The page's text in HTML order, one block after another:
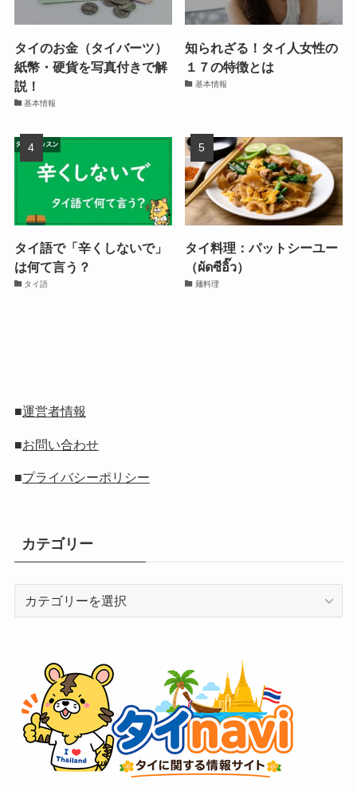
タイのお金（タイバーツ）
紙幣・硬貨を写真付きで解
説！
基本情報
知られざる！タイ人女性の
１７の特徴とは
基本情報
タイ語で「辛くしないで」
は何て言う？
タイ語
タイ料理：パットシーユー
（ผัดซีอิ๊ว）
麺料理
■運営者情報
■お問い合わせ
■プライバシーポリシー
カテゴリー